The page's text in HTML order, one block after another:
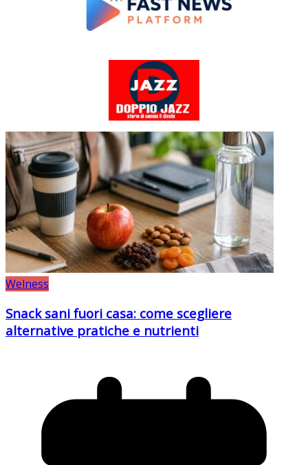
Welness
Snack sani fuori casa: come scegliere
alternative pratiche e nutrienti